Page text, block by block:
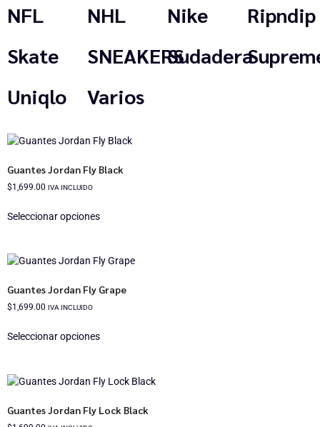
NFL NHL Nike
Ripndip
Skate
SNEAKERSSudadera
Uniqlo
Varios
Guantes Jordan Fly Black
$1,699.00 IVA INCLUIDO
Seleccionar opciones
Guantes Jordan Fly Grape
$1,699.00 IVA INCLUIDO
Seleccionar opciones
Guantes Jordan Fly Lock Black